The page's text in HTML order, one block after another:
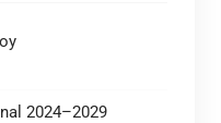
2024–2029